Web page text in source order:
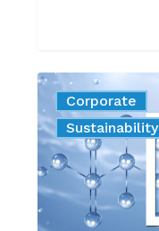
INNOVER
SANS
PFAS
Corporate
Nouveautés
Sustainability